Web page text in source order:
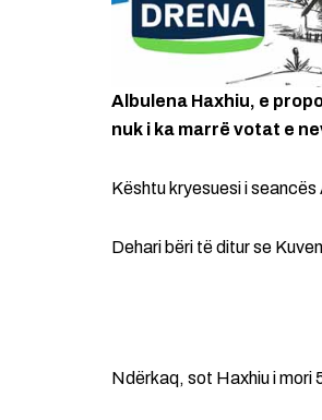
Albulena Haxhiu, e
nuk i ka marrë votat e
Kështu kryesuesi i
Dehari bëri të ditur se
Ndërkaq, sot Haxhiu i mori